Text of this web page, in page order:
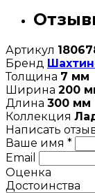
Артикул
Бренд
Толщина 7 мм
Ширина 200
Длина 300 мм
Коллекция
Написать
Ваше имя *
Email
Оценка
Достоинства